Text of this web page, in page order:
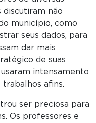
discutiram não
município, como
seus dados, para
dar mais
de suas
intensamento
trabalhos afins.
ser preciosa para
Os professores e